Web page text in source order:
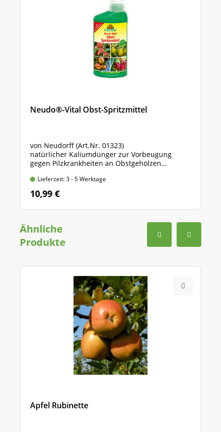
Neudo®-Vital Obst-Spritzmittel
von Neudorff (Art.Nr. 01323)
natürlicher Kaliumdünger zur Vorbeugung
gegen Pilzkrankheiten an Obstgehölzen
Lieferzeit: 3 - 5 Werktage
10,99 €
Ähnliche
Produkte
Apfel Rubinette